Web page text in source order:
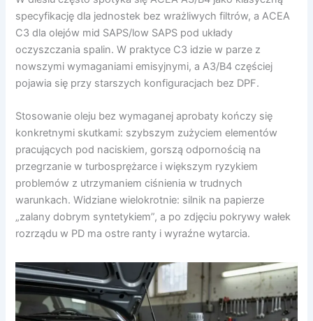
specyfikację dla jednostek bez wrażliwych filtrów, a ACEA
C3 dla olejów mid SAPS/low SAPS pod układy
oczyszczania spalin. W praktyce C3 idzie w parze z
nowszymi wymaganiami emisyjnymi, a A3/B4 częściej
pojawia się przy starszych konfiguracjach bez DPF.
Stosowanie oleju bez wymaganej aprobaty kończy się
konkretnymi skutkami: szybszym zużyciem elementów
pracujących pod naciskiem, gorszą odpornością na
przegrzanie w turbosprężarce i większym ryzykiem
problemów z utrzymaniem ciśnienia w trudnych
warunkach. Widziane wielokrotnie: silnik na papierze
„zalany dobrym syntetykiem”, a po zdjęciu pokrywy wałek
rozrządu w PD ma ostre ranty i wyraźne wytarcia.